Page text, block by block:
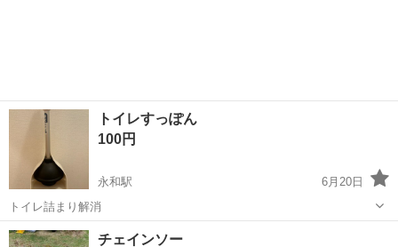
トイレすっぽん
100円
永和駅
6月20日
トイレ詰まり解消
愛知 津島市 永和駅
チェインソー